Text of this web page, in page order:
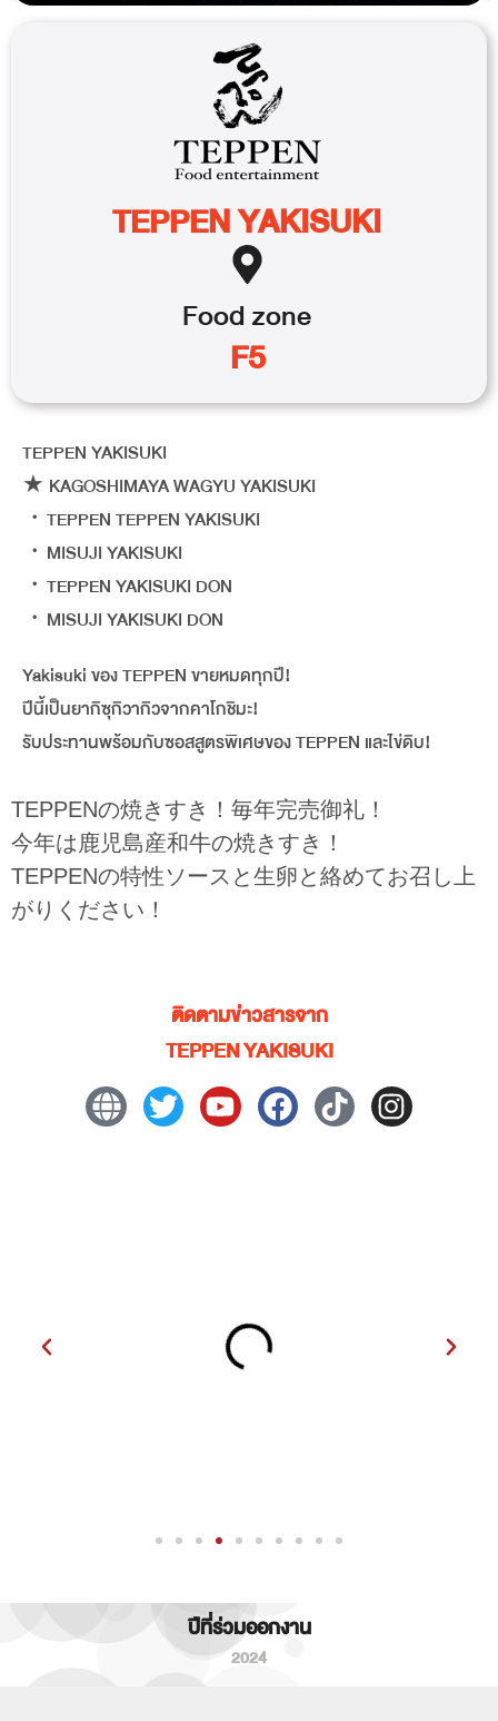
TEPPEN YAKISUKI
Foodzone
F5
TEPPEN YAKISUKI
★ KAGOSHIMAYA WAGYU YAKISUKI
・TEPPEN TEPPEN YAKISUKI
・MISUJI YAKISUKI
・TEPPEN YAKISUKI DON
・MISUJI YAKISUKI DON
Yakisuki ของ TEPPEN ขายหมดทุกปี!
ปีนี้เป็นยากิซุกิวากิวจากคาโกชิมะ!
รับประทานพร้อมกับซอสสูตรพิเศษของ TEPPEN และไข่ดิบ!
TEPPENの焼きすき！毎年完売御礼！
今年は鹿児島産和牛の焼きすき！
TEPPENの特性ソースと生卵と絡めてお召し上
がりください！
ติดตามข่าวสารจาก
TEPPEN YAKISUKI
ปีที่ร่วมออกงาน
2024